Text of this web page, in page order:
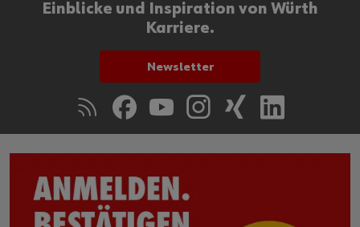
Einblicke und Inspiration von Würth
Karriere.
Newsletter